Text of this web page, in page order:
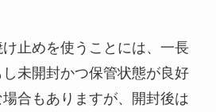
止めを使うことには、一長
未開封かつ保管状態が良好
合もありますが、開封後は